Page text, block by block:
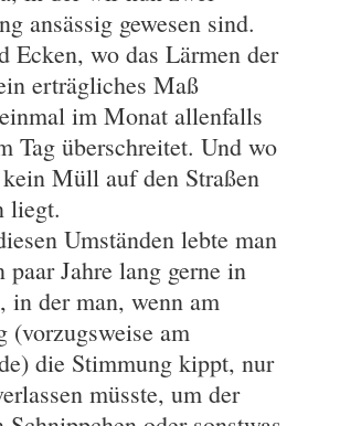
ansässig gewesen sind.
Ecken, wo das Lärmen der
erträgliches Maß
im Monat allenfalls
Tag überschreitet. Und wo
Müll auf den Straßen
liegt.
Umständen lebte man
paar Jahre lang gerne in
in der man, wenn am
(vorzugsweise am
die Stimmung kippt, nur
müsste, um der